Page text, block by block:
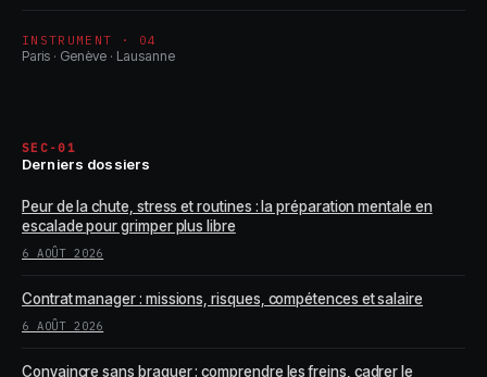
INSTRUMENT · 04
Paris · Genève · Lausanne
SEC-01
Derniers dossiers
Peur de la chute, stress et routines : la préparation mentale en
escalade pour grimper plus libre
6 AOÛT 2026
Contrat manager : missions, risques, compétences et salaire
6 AOÛT 2026
Convaincre sans braquer : comprendre les freins, cadrer le